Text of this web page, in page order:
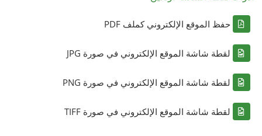
حفظ الموقع الإلكتروني كملف PDF
لقطة شاشة الموقع الإلكتروني في صورة JPG
لقطة شاشة الموقع الإلكتروني في صورة PNG
لقطة شاشة الموقع الإلكتروني في صورة TIFF